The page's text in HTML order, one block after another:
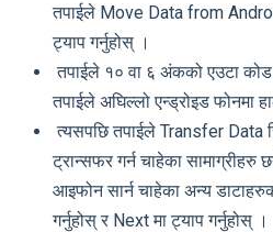
तपाईले Move Data from
ट्याप गर्नुहोस् ।
तपाईले १० वा ६ अंकको एउटा कोड
तपाईले अघिल्लो एन्ड्रोइड फोनमा
त्यसपछि तपाईले Transfer Data
ट्रान्सफर गर्न चाहेका सामाग्रीहरु
आइफोन सार्न चाहेका अन्य
गर्नुहोस् र Next मा ट्याप गर्नुहोस् ।